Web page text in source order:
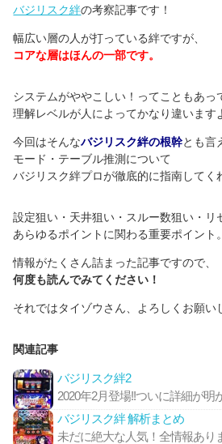
バジリスク絆の考察記事です！
幅広い層の人が打っている絆ですが、
コアな層はほんの一部です。
システムがややこしい！ってこともあっ
理解レベルが人によってかなり違います
今回はそんなバジリスク絆の根幹とも言
モード・テーブル推測について
バジリスク絆プロが徹底的に指南してく
設定狙い・天井狙い・スルー数狙い・リ
あらゆるポイントに関わる重要ポイント。
情報がたくさん詰まった記事ですので、
何度も読んでみてください！
それではタイゾウさん、よろしくお願い
関連記事
バジリスク絆2
2020年2月登場!!ついに詳細が明
バジリスク絆 解析まとめ
未だに絶大な人気！全情報あり